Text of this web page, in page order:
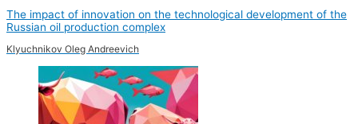
The impact of innovation on the technological development of the
Russian oil production complex
Klyuchnikov Oleg Andreevich